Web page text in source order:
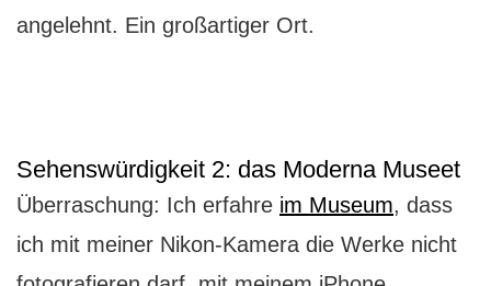
angelehnt. Ein großartiger Ort.
Sehenswürdigkeit 2: das Moderna Museet
Überraschung: Ich erfahre im Museum, dass
ich mit meiner Nikon-Kamera die Werke nicht